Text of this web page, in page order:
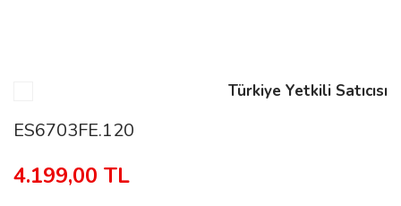
Türkiye Yetkili Satıcısı
ES6703FE.120
4.199,00 TL